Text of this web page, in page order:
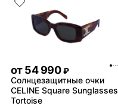
от54 990 ₽
Солнцезащитные очки
CELINE Square Sunglasses
Tortoise